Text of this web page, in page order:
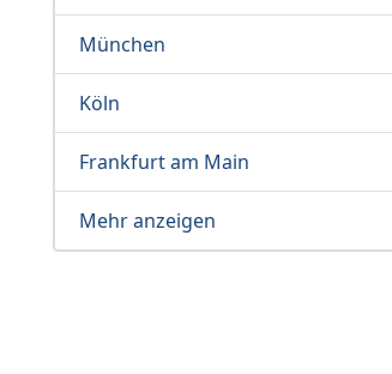
München
Köln
Frankfurt am Main
Mehr anzeigen